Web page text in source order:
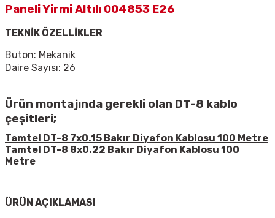
Paneli Yirmi Altılı 004853 E26
TEKNİK ÖZELLİKLER
Buton: Mekanik
Daire Sayısı: 26
Ürün montajında gerekli olan DT-8 kablo
çeşitleri;
Tamtel DT-8 7x0.15 Bakır Diyafon Kablosu 100 Metre
Tamtel DT-8 8x0.22 Bakır Diyafon Kablosu 100
Metre
ÜRÜN AÇIKLAMASI